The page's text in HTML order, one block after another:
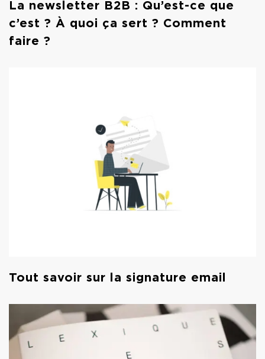
La newsletter B2B : Qu’est-ce que
c’est ? À quoi ça sert ? Comment
faire ?
Tout savoir sur la signature email